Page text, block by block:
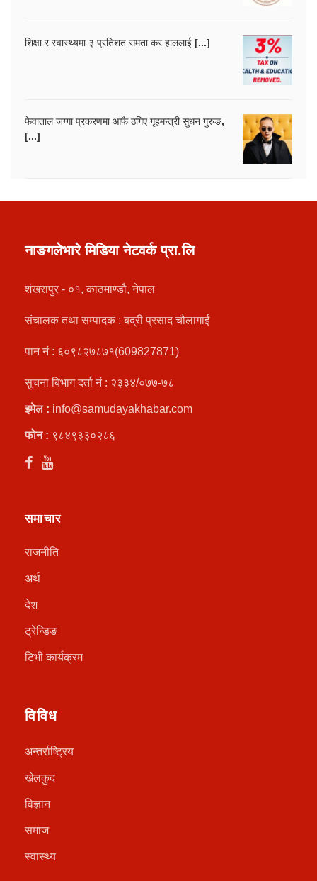
शिक्षा र स्वास्थ्यमा ३ प्रतिशत समता कर हाललाई [...]
फेवाताल जग्गा प्रकरणमा आफै ठगिए गृहमन्त्री सुधन गुरुङ,
[...]
नाङगलेभारे मिडिया नेटवर्क प्रा.लि
शंखरापुर - ०१, काठमाण्डौ, नेपाल
संचालक तथा सम्पादक : बद्री प्रसाद चौलागाईं
पान नं : ६०९८२७८७१(609827871)
सुचना बिभाग दर्ता नं : २३३४/०७७-७८
इमेल : info@samudayakhabar.com
फोन : ९८४९३३०२८६
समाचार
राजनीति
अर्थ
देश
ट्रेन्डिङ
टिभी कार्यक्रम
विविध
अन्तर्राष्ट्रिय
खेलकुद
विज्ञान
समाज
स्वास्थ्य